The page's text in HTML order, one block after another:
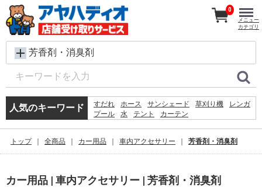
芳香剤・消臭剤
人気のキーワード すだれ ホース サンシェード 草刈り機
レンガ
プール
水 テント
カーテン
砂利
物置 バケツ 空調服
0
メニュー
カテゴリ
トップ 全商品 カー用品 車内アクセサリー 芳香剤・消臭剤
カー用品 | 車内アクセサリー | 芳香剤・消臭剤